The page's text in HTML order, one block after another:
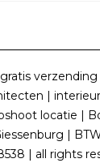
|
locatie |
|
| all rights